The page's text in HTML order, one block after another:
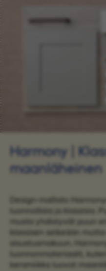
Harmony |
maanläheinen
Design-mallisto
luonnollisia ja klassisia.
musta yhdistyvät puun
klassisen selkeään
sisustusmakuun.
luonnonmateriaalit,
keramiikka luovat